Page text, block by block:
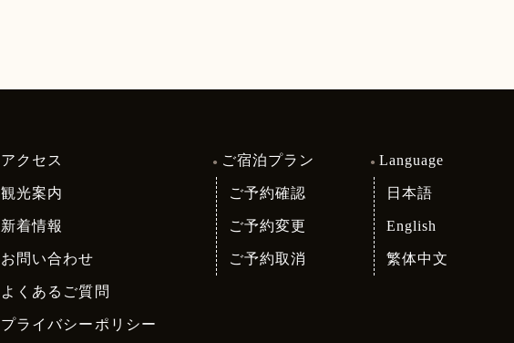
アクセス
観光案内
新着情報
お問い合わせ
よくあるご質問
プライバシーポリシー
ご宿泊プラン
ご予約確認
ご予約変更
ご予約取消
Language
日本語
English
繁体中文